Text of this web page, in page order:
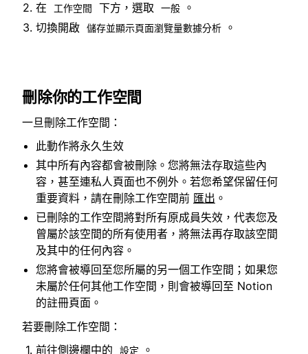
在
工作空間 下方，選取 一般 。
切換開啟 儲存並顯示頁面瀏覽量數據分析 。
刪除你的工作空間
一旦刪除工作空間：
此動作將永久生效
其中所有內容都會被刪除。您將無法存取這些內
容，甚至連私人頁面也不例外。若您希望保留任何
重要資料，請在刪除工作空間前 匯出 。
已刪除的工作空間將對所有原成員失效，代表您及
曾屬於該空間的所有使用者，將無法再存取該空間
及其中的任何內容。
您將會被導回至您所屬的另一個工作空間；如果您
未屬於任何其他工作空間，則會被導回至 Notion
的註冊頁面。
若要刪除工作空間：
前往側邊欄中的
設定 。